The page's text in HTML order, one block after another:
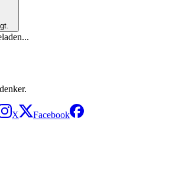
X Facebook